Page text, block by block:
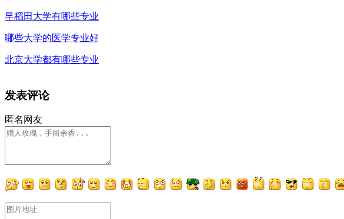
早稻田大学有哪些专业
哪些大学的医学专业好
北京大学都有哪些专业
发表评论
匿名网友